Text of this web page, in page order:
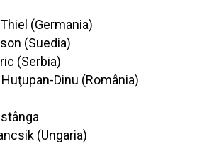
(Germania)
(Suedia)
(Serbia)
Dinu (România)
(Ungaria)